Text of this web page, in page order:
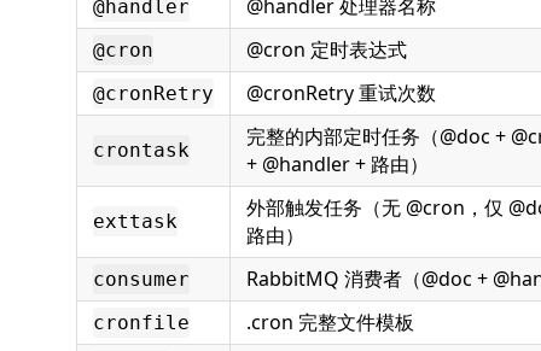
@handler @handler 处理器名称
@cron @cron 定时表达式
@cronRetry @cronRetry 重试次数
crontask
完整的内部定时任务（@doc +
+ @handler + 路由）
exttask
外部触发任务（无 @cron，仅
路由）
consumer RabbitMQ 消费者（@doc +
cronfile .cron 完整文件模板